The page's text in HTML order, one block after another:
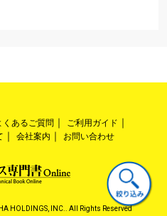
くあるご質問
ご利用ガイド
会社案内 お問い合わせ
HOLDINGS, INC.. All Rights Reserved